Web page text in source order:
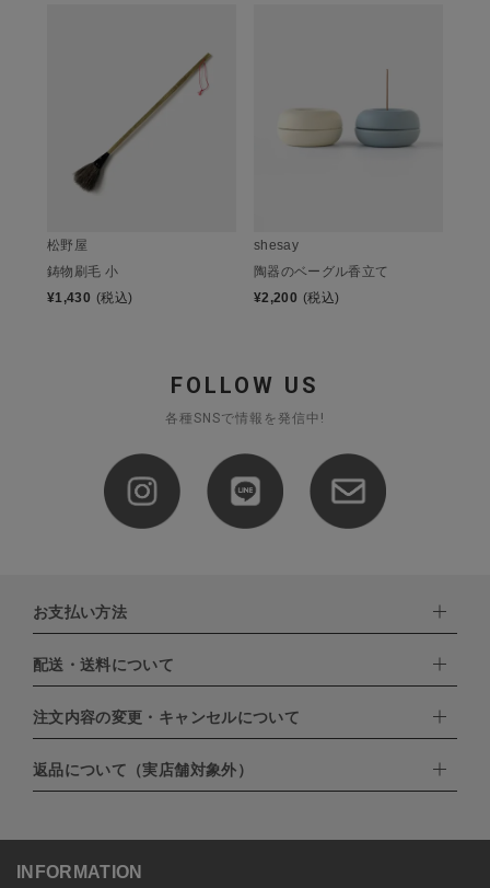
松野屋
鋳物刷毛 小
¥1,430 (税込)
shesay
陶器のベーグル香立て
¥2,200 (税込)
FOLLOW US
各種SNSで情報を発信中!
お支払い方法
下記お支払い方法よりお選びいただけます。
・クレジットカード（VISA,mastercard,JCB,AMERICAN
EXPRESS,Diners Club）
・PayPay
・NP後払い
配送・送料について
配達業者：日本郵便
北海道：1,400円
沖縄：1,400円
注文内容の変更・キャンセルについて
ご注文日当日から翌日のAM9:00までにご連絡頂いた場合はキャン
セルは可能です。
ンセルしていただいた後、ご希望の商品のみ再度ご注文お願いしま
予約商品など一部キャンセルが出来ない場合がございます。あらか
返品について（実店舗対象外）
こちらよりご依頼ください。
INFORMATION